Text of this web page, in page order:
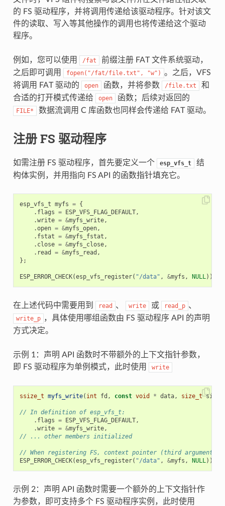
的 FS 驱动程序，并将调用传递给该驱动程序。针对该文
件的读取、写入等其他操作的调用也将传递给这个驱动
程序。
例如，您可以使用 /fat
前缀注册 FAT 文件系统驱动，
之后即可调用
fopen("/fat/file.txt", "w") 。之后，VFS
将调用 FAT 驱动的
open 函数，并将参数 /file.txt
和
合适的打开模式传递给
open 函数；后续对返回的
FILE* 数据流调用 C 库函数也同样会传递给 FAT 驱动。
注册 FS 驱动程序
如需注册 FS 驱动程序，首先要定义一个 esp_vfs_t
结
构体实例，并用指向 FS API 的函数指针填充它。
esp_vfs_t myfs = {
. flags = ESP_VFS_FLAG_DEFAULT,
.write = &myfs_write,
.open = &myfs_open,
. fstat = &myfs_fstat ,
. close = &myfs_close,
. read = &myfs_read ,
};
ESP_ERROR_CHECK(esp_vfs_register( "/data" , &myfs , NULL));
在上述代码中需要用到 read 、 write 或 read_p 、
write_p ，具体使用哪组函数由 FS 驱动程序 API 的声明
方式决定。
示例 1：声明 API 函数时不带额外的上下文指针参数，
即 FS 驱动程序为单例模式，此时使用
write
ssize_t myfs_write( int fd , const void * data, size_t size
// In definition of esp_vfs_t:
. flags = ESP_VFS_FLAG_DEFAULT,
.write = &myfs_write,
// ... other members initialized
// When registering FS, context pointer (third argument) is
ESP_ERROR_CHECK(esp_vfs_register( "/data" , &myfs , NULL));
示例 2：声明 API 函数时需要一个额外的上下文指针作
为参数，即可支持多个 FS 驱动程序实例，此时使用